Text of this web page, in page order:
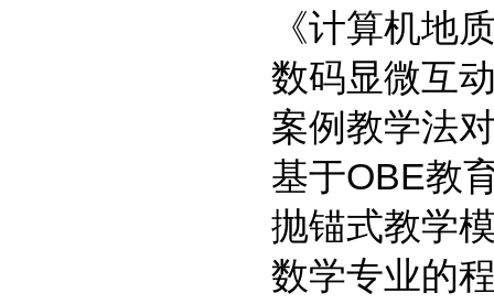
《计算机地
数码显微互
案例教学法
基于OBE教
抛锚式教学
数学专业的